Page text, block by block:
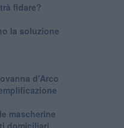
fidare?
la soluzione
d'Arco
mascherine
domiciliari